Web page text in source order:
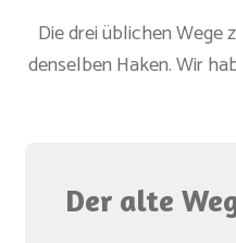
Die drei üblichen Wege
denselben Haken. Wir
Der alte